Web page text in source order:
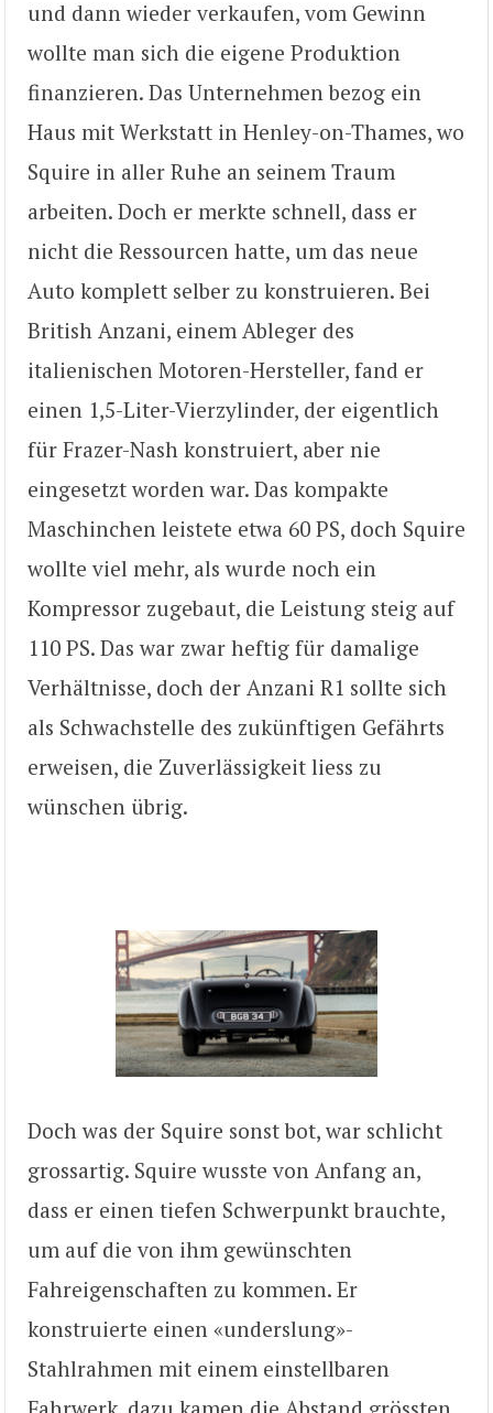
und dann wieder verkaufen, vom Gewinn
wollte man sich die eigene Produktion
finanzieren. Das Unternehmen bezog ein
Haus mit Werkstatt in Henley-on-Thames, wo
Squire in aller Ruhe an seinem Traum
arbeiten. Doch er merkte schnell, dass er
nicht die Ressourcen hatte, um das neue
Auto komplett selber zu konstruieren. Bei
British Anzani, einem Ableger des
italienischen Motoren-Hersteller, fand er
einen 1,5-Liter-Vierzylinder, der eigentlich
für Frazer-Nash konstruiert, aber nie
eingesetzt worden war. Das kompakte
Maschinchen leistete etwa 60 PS, doch Squire
wollte viel mehr, als wurde noch ein
Kompressor zugebaut, die Leistung steig auf
110 PS. Das war zwar heftig für damalige
Verhältnisse, doch der Anzani R1 sollte sich
als Schwachstelle des zukünftigen Gefährts
erweisen, die Zuverlässigkeit liess zu
wünschen übrig.
Doch was der Squire sonst bot, war schlicht
grossartig. Squire wusste von Anfang an,
dass er einen tiefen Schwerpunkt brauchte,
um auf die von ihm gewünschten
Fahreigenschaften zu kommen. Er
konstruierte einen «underslung»-
Stahlrahmen mit einem einstellbaren